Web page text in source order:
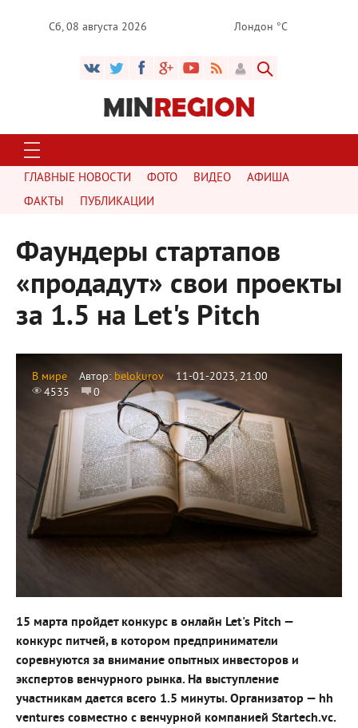
Сб, 08 августа 2026 Лондон °C
ГЛАВНЫЕ НОВОСТИ ФОТО ВИДЕО
АФИША
ФАКТЫ
ПУБЛИКАЦИИ
Фаундеры стартапов
«продадут» свои проекты
за 1.5 на Let's Pitch
В мире Автор: belokurov
11-01-2023, 21:00
4535
0
15 марта пройдет конкурс в онлайн Let's Pitch —
конкурс питчей, в котором предприниматели
соревнуются за внимание опытных инвесторов и
экспертов венчурного рынка. На выступление
участникам дается всего 1.5 минуты. Организатор — hh
ventures совместно с венчурной компанией Startech.vc.